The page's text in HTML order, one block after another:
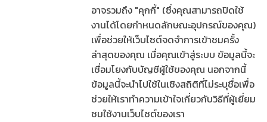
อาจรวมถึง "คุกกี้" (ซึ่งคุณสามารถปิดใช้
งานได้โดยกำหนดลักษณะอุปกรณ์ของคุณ)
เพื่อช่วยให้เว็บไซต์จดจำการเข้าชมครั้ง
ล่าสุดของคุณ เมื่อคุณเข้าสู่ระบบ ข้อมูลนี้จะ
เชื่อมโยงกับบัญชีผู้ใช้ของคุณ นอกจากนี้
ข้อมูลนี้จะนำไปใช้ในเชิงสถิติที่ไม่ระบุชื่อเพื่อ
ช่วยให้เราทำความเข้าใจเกี่ยวกับวิธีที่ผู้เยี่ยม
ชมใช้งานเว็บไซต์ของเรา